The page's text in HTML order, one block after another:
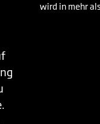
wird in mehr